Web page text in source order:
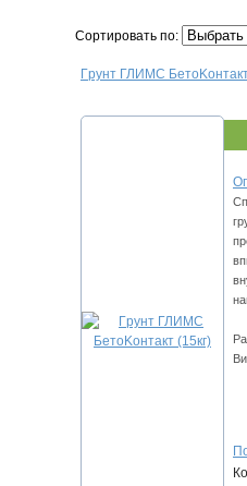
Сортировать по:
Гpунт ГЛИМС